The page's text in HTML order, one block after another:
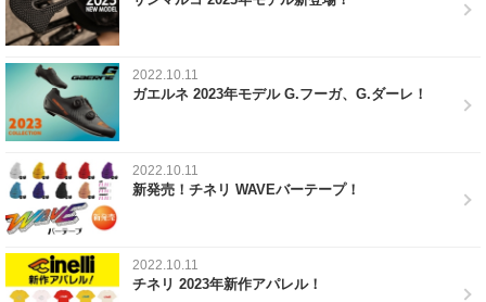
2022.10.11
ガエルネ 2023年モデル G.フーガ、G.ダーレ！
2022.10.11
新発売！チネリ WAVEバーテープ！
2022.10.11
チネリ 2023年新作アパレル！